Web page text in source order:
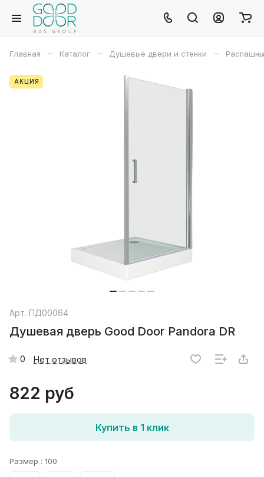
Главная – Каталог – Душевые двери и стенки –
АКЦИЯ
Арт. ПД00064
Душевая дверь Good Door Pandora DR
0 Нет отзывов
822 руб
Купить в 1 клик
Размер : 100